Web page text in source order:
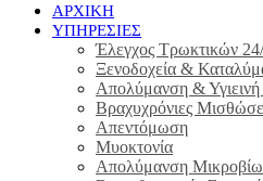
ΑΡΧΙΚΗ
ΥΠΗΡΕΣΙΕΣ
Έλεγχος Τρωκτικών
Ξενοδοχεία &
Απολύμανση & Υγιεινή
Βραχυχρόνιες
Απεντόμωση
Μυοκτονία
Απολύμανση